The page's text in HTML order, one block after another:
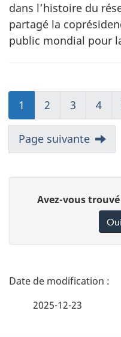
dans l’histoire du
partagé la
public mondial pour
1 2 3 4
Page suivante
z
Avez-vous
Oui
D
2025-12-23